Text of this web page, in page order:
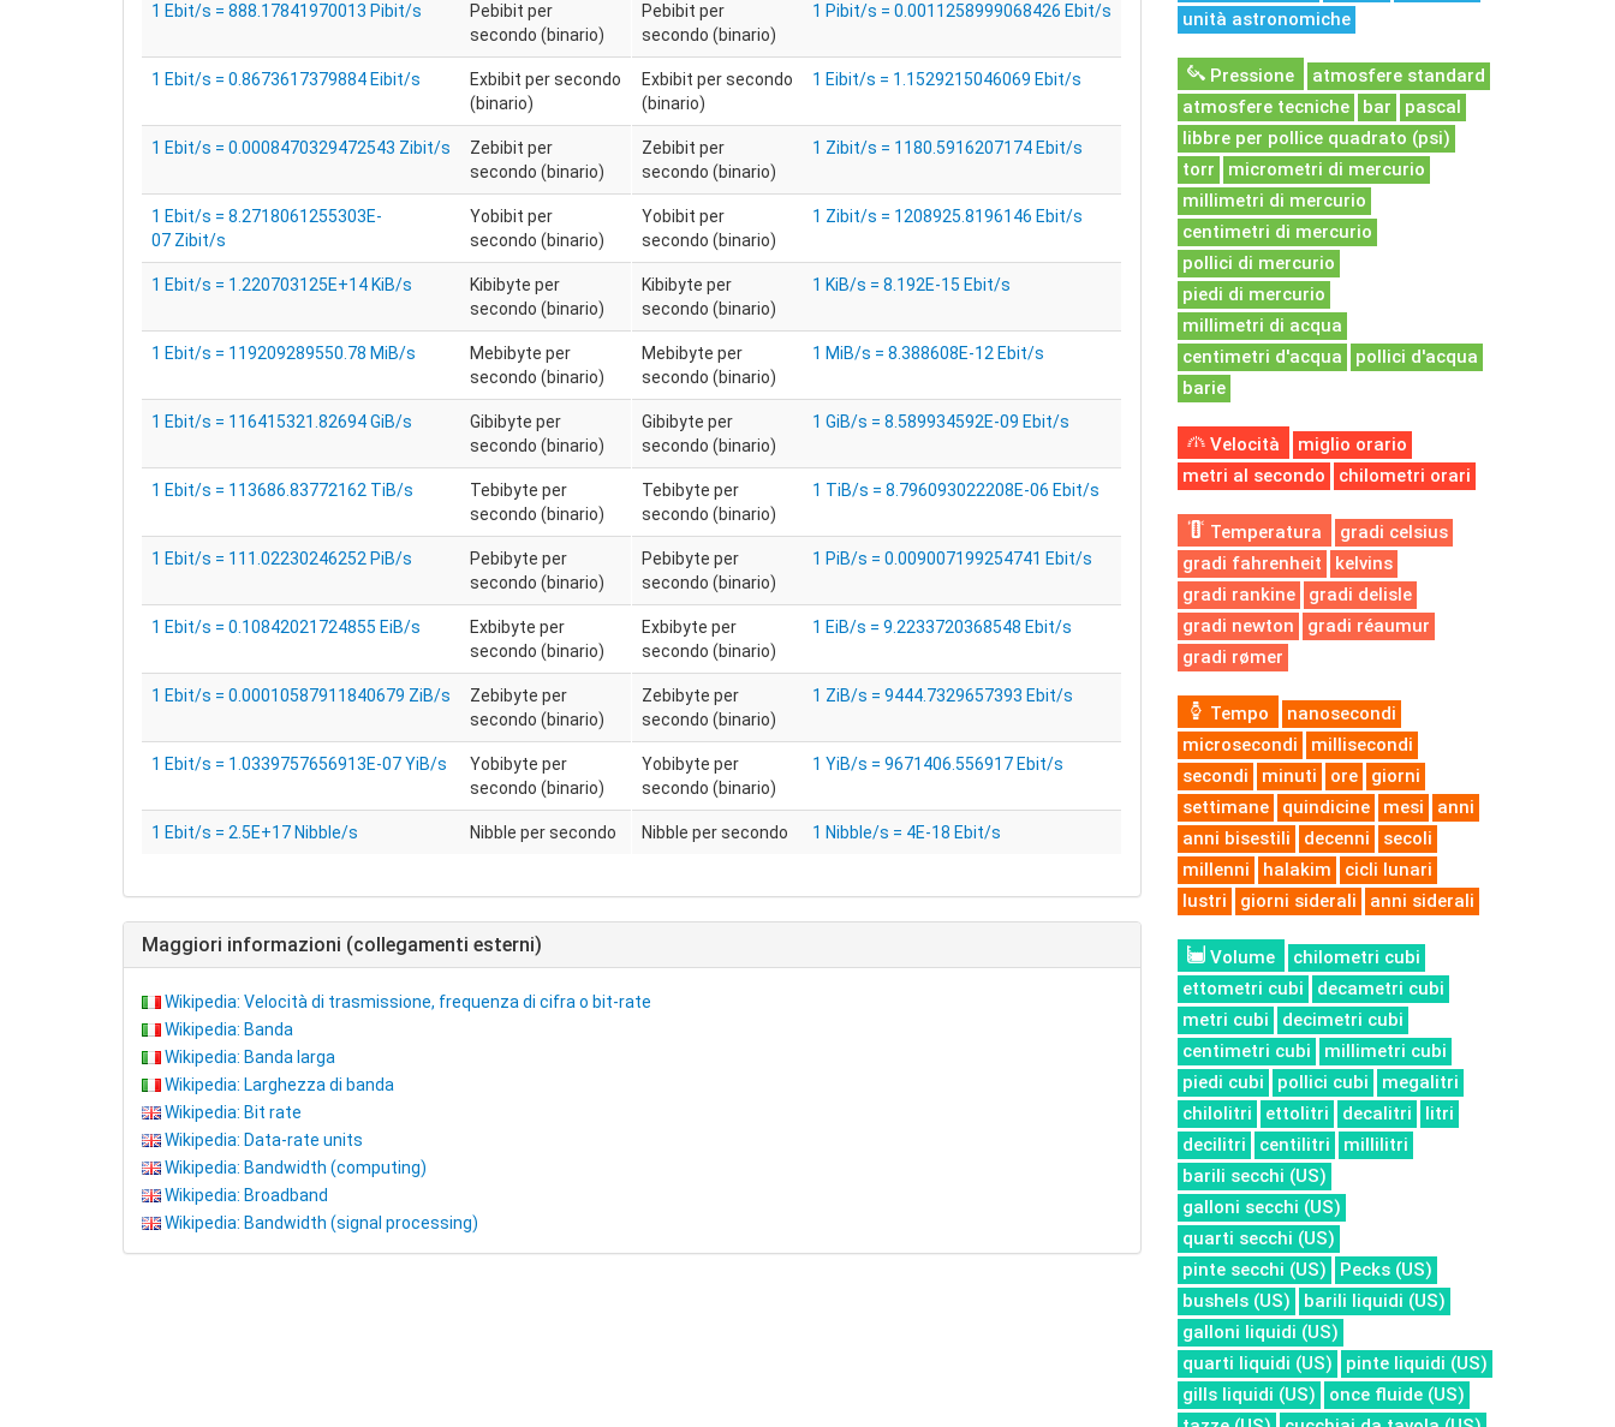
1 Ebit/s = 888.17841970013 Pibit/s
Pebibit per
secondo (binario)
1 Ebit/s = 0.8673617379884 Eibit/s
Exbibit per secondo
(binario)
1 Ebit/s = 0.0008470329472543 Zibit/s
Zebibit per
secondo (binario)
1 Ebit/s = 8.2718061255303E-
07 Zibit/s
Yobibit per
secondo (binario)
1 Ebit/s = 1.220703125E+14 KiB/s
Kibibyte per
secondo (binario)
1 Ebit/s = 119209289550.78 MiB/s
Mebibyte per
secondo (binario)
1 Ebit/s = 116415321.82694 GiB/s
Gibibyte per
secondo (binario)
1 Ebit/s = 113686.83772162 TiB/s
Tebibyte per
secondo (binario)
1 Ebit/s = 111.02230246252 PiB/s
Pebibyte per
secondo (binario)
1 Ebit/s = 0.10842021724855 EiB/s
Exbibyte per
secondo (binario)
1 Ebit/s = 0.00010587911840679 ZiB/s
Zebibyte per
secondo (binario)
1 Ebit/s = 1.0339757656913E-07 YiB/s
Yobibyte per
secondo (binario)
1 Ebit/s = 2.5E+17 Nibble/s Nibble per secondo
Pebibit per
secondo (binario)
1 Pibit/s = 0.0011258999068426 Ebit/s
Exbibit per secondo
(binario)
1 Eibit/s = 1.1529215046069 Ebit/s
Zebibit per
secondo (binario)
1 Zibit/s = 1180.5916207174 Ebit/s
Yobibit per
secondo (binario)
1 Zibit/s = 1208925.8196146 Ebit/s
Kibibyte per
secondo (binario)
1 KiB/s = 8.192E-15 Ebit/s
Mebibyte per
secondo (binario)
1 MiB/s = 8.388608E-12 Ebit/s
Gibibyte per
secondo (binario)
1 GiB/s = 8.589934592E-09 Ebit/s
Tebibyte per
secondo (binario)
1 TiB/s = 8.796093022208E-06 Ebit/s
Pebibyte per
secondo (binario)
1 PiB/s = 0.009007199254741 Ebit/s
Exbibyte per
secondo (binario)
1 EiB/s = 9.2233720368548 Ebit/s
Zebibyte per
secondo (binario)
1 ZiB/s = 9444.7329657393 Ebit/s
Yobibyte per
secondo (binario)
1 YiB/s = 9671406.556917 Ebit/s
Nibble per secondo 1 Nibble/s = 4E-18 Ebit/s
Maggiori informazioni (collegamenti esterni)
Wikipedia: Velocità di trasmissione, frequenza di cifra o bit-rate
Wikipedia: Banda
Wikipedia: Banda larga
Wikipedia: Larghezza di banda
Wikipedia: Bit rate
Wikipedia: Data-rate units
Wikipedia: Bandwidth (computing)
Wikipedia: Broadband
Wikipedia: Bandwidth (signal processing)
unità astronomiche
Pressione
atmosfere standard
atmosfere tecniche
bar
pascal
libbre per pollice quadrato (psi)
torr
micrometri di mercurio
millimetri di mercurio
centimetri di mercurio
pollici di mercurio
piedi di mercurio
millimetri di acqua
centimetri d'acqua
pollici d'acqua
barie
Velocità
miglio orario
metri al secondo
chilometri orari
Temperatura
gradi celsius
gradi fahrenheit
kelvins
gradi rankine
gradi delisle
gradi newton
gradi réaumur
gradi rømer
Tempo
nanosecondi
microsecondi
millisecondi
secondi
minuti ore
giorni
settimane
quindicine mesi
anni
anni bisestili
decenni
secoli
millenni
halakim
cicli lunari
lustri
giorni siderali anni siderali
Volume
chilometri cubi
ettometri cubi
decametri cubi
metri cubi
decimetri cubi
centimetri cubi
millimetri cubi
piedi cubi
pollici cubi
megalitri
chilolitri
ettolitri decalitri
litri
decilitri
centilitri
millilitri
barili secchi (US)
galloni secchi (US)
quarti secchi (US)
pinte secchi (US)
Pecks (US)
bushels (US)
barili liquidi (US)
galloni liquidi (US)
quarti liquidi (US)
pinte liquidi (US)
gills liquidi (US)
once fluide (US)